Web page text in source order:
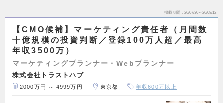
掲載期間 26/07/30～26/08/12
【CMO候補】マーケティング責任者（月間数
十億規模の投資判断／登録100万人超／最高
年収3500万）
マーケティングプランナー・Webプランナー
株式会社トラストハブ
2000万円 ～ 4999万円 東京都 年収600万以上